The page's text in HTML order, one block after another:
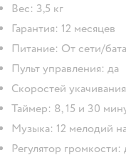
Вес: 3,5 кг
Гарантия: 12 месяцев
Питание: От сети/
Пульт управления: да
Скоростей
Таймер: 8, 15 и 30
Музыка: 12 мелодий
Регулятор громкости: